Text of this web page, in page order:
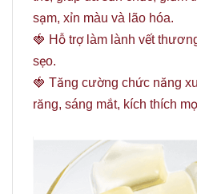
sạm, xỉn màu và lão hóa.
🍓 Hỗ trợ làm lành vết
sẹo.
🍓 Tăng cường chức năng
răng, sáng mắt, kích thích